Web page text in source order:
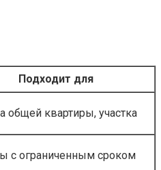
Подходит для
общей квартиры, участка
с ограниченным сроком